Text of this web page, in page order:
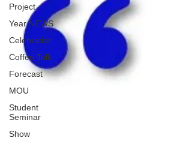
Project
Year NEWS
Celebration
Coffee Talk
Forecast
MOU
Student
Seminar
Show